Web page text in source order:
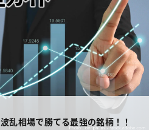
波乱相場で勝てる最強の銘柄！！